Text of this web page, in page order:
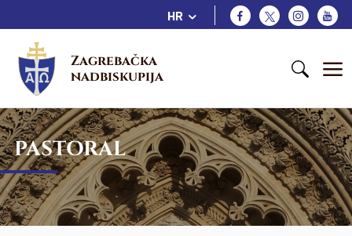
HR
Zagrebačka
nadbiskupija
PASTORAL